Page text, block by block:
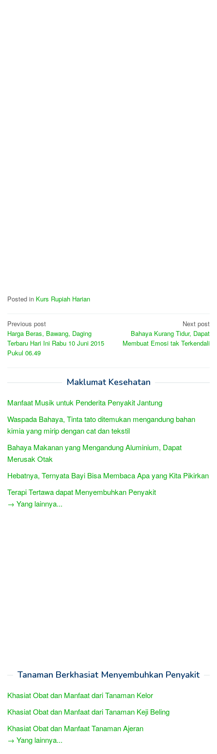
Posted in Kurs Rupiah Harian
Post
navigation
Previous post
Harga Beras, Bawang, Daging
Terbaru Hari Ini Rabu 10 Juni 2015
Pukul 06.49
Next post
Bahaya Kurang Tidur, Dapat
Membuat Emosi tak Terkendali
Maklumat Kesehatan
Manfaat Musik untuk Penderita Penyakit Jantung
Waspada Bahaya, Tinta tato ditemukan mengandung bahan
kimia yang mirip dengan cat dan tekstil
Bahaya Makanan yang Mengandung Aluminium, Dapat
Merusak Otak
Hebatnya, Ternyata Bayi Bisa Membaca Apa yang Kita Pikirkan
Terapi Tertawa dapat Menyembuhkan Penyakit
→ Yang lainnya...
Tanaman Berkhasiat Menyembuhkan Penyakit
Khasiat Obat dan Manfaat dari Tanaman Kelor
Khasiat Obat dan Manfaat dari Tanaman Keji Beling
Khasiat Obat dan Manfaat Tanaman Ajeran
→ Yang lainnya...